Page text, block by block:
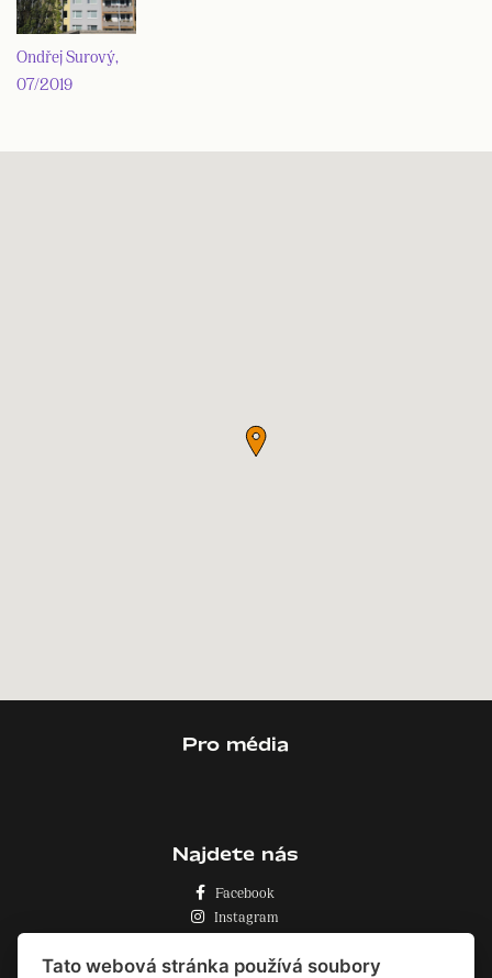
Ondřej Surový,
07/2019
Pro média
Najdete nás
Facebook
Instagram
Tato webová stránka používá soubory